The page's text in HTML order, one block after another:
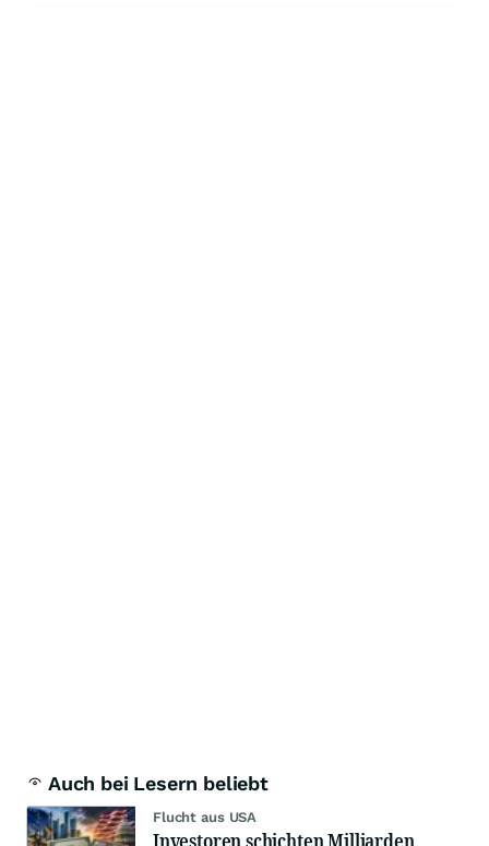
Auch bei Lesern beliebt
Flucht aus USA